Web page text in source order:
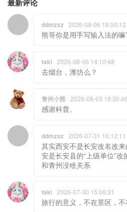
最新评论
ddmzxz 2026-08-06 18:50:12
熊哥你是用手写输入法的嘛
taki 2026-08-06 14:10:48
去烟台，潍坊么？
青州小熊 2026-08-03 18:30:46
感谢科普。
ddmzxz 2026-07-31 16:12:11
其实西安不是长安改名改
安是长安县的“上级单位”
和青州没啥关系
taki 2026-07-30 15:06:31
旅行的意义，不在景区，